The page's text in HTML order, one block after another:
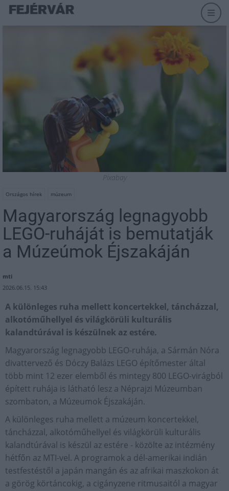
Pixabay
Országos hírek múzeum
Magyarország legnagyobb
LEGO-ruháját is bemutatják
a Múzeúmok Éjszakáján
mti
2026.06.15. 15:43
A különleges ruha mellett koncertekkel, táncházzal,
alkotóműhellyel és világkörüli kulturális
kalandtúrával is készülnek az estére.
Magyarország legnagyobb LEGO-ruhája, a Sármán Nóra
divattervező és Dóczy Balázs LEGO építőmester által
több mint 12 ezer elemből és mintegy 800 LEGO-virágból
épített ruhája is látható lesz a Néprajzi Múzeumban
szombaton, a Múzeumok Éjszakáján.
A különleges ruha mellett a múzeum koncertekkel,
táncházzal, alkotóműhellyel és világkörüli kulturális
kalandtúrával is készül az estére - közölte az intézmény
hétfőn az MTI-vel. A programok a dél-amerikai indián
testfestéstől a japán mangán és az afrikai maszkokon át
a görög körtáncokig, a cigányzene ritmusaitól a magyar